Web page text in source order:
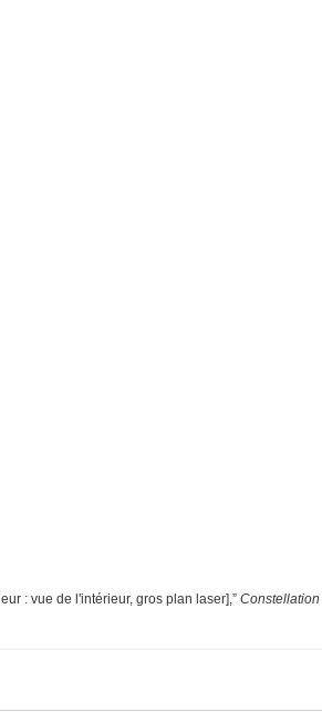
: vue de l'intérieur, gros plan laser],”